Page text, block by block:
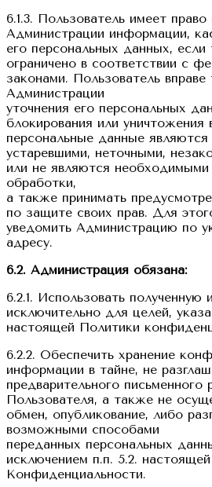
6.1.3. Пользователь имеет право
Администрации информации,
его персональных данных, если
ограничено в соответствии с
законами. Пользователь вправе
Администрации
уточнения его персональных
блокирования или уничтожения
персональные данные
устаревшими, неточными,
или не являются необходимыми
обработки,
а также принимать
по защите своих прав. Для
уведомить Администрацию по
адресу.
6.2. Администрация обязана:
6.2.1. Использовать
исключительно для целей,
настоящей Политики
6.2.2. Обеспечить хранение
информации в тайне, не
предварительного письменного
Пользователя, а также не
обмен, опубликование, либо
возможными способами
переданных персональных
исключением п.п. 5.2.
Конфиденциальности.